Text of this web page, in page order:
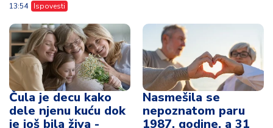
13:54 Ispovesti
Čula je decu kako
dele njenu kuću dok
je još bila živa -
Nasmešila se
nepoznatom paru
1987. godine, a 31